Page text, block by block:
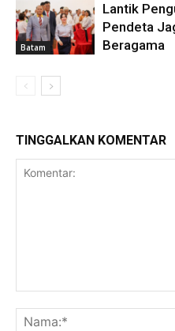
Batam
Lantik
Pendeta
Beragama
TINGGALKAN KOMENTAR